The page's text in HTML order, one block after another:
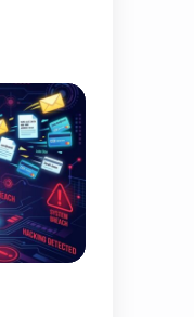
un
son